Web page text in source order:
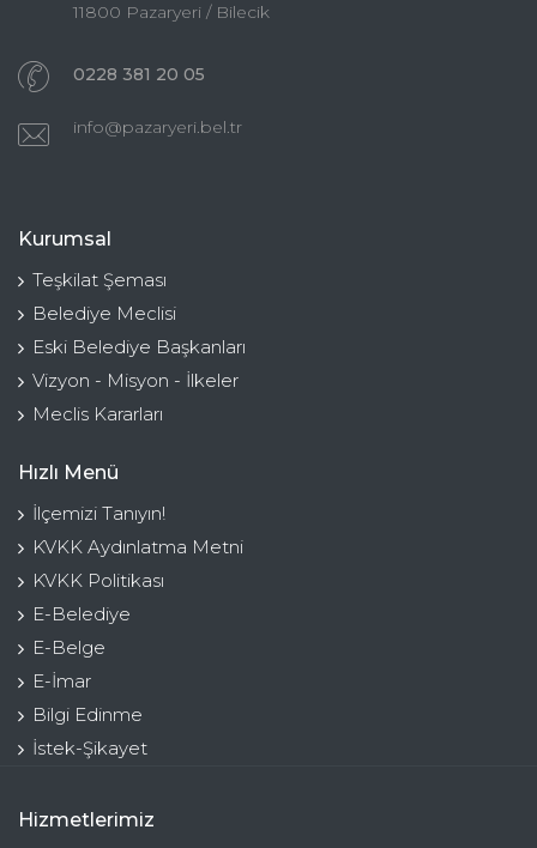
11800 Pazaryeri / Bilecik
0228 381 20 05
info@pazaryeri.bel.tr
Kurumsal
Teşkilat Şeması
Belediye Meclisi
Eski Belediye Başkanları
Vizyon - Misyon - İlkeler
Meclis Kararları
Hızlı Menü
İlçemizi Tanıyın!
KVKK Aydınlatma Metni
KVKK Politikası
E-Belediye
E-Belge
E-İmar
Bilgi Edinme
İstek-Şikayet
Hizmetlerimiz